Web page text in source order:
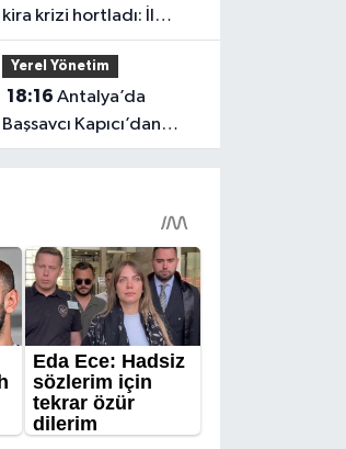
kira krizi hortladı: İl
Başkanlığı mahkemeye
gitti
Yerel Yönetim
18:16
Başsavcı Kapıcı’dan
şehit annesi Aysel